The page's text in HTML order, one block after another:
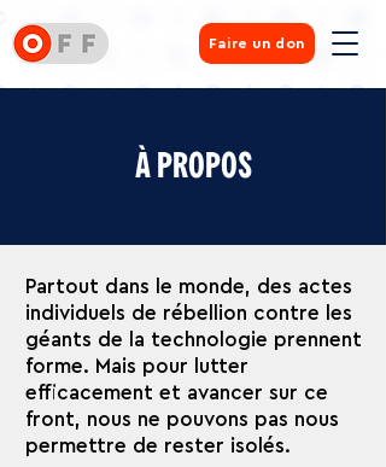
Faire un don
À PROPOS
Partout dans le monde, des actes
individuels de rébellion contre les
géants de la technologie prennent
forme. Mais pour lutter
efficacement et avancer sur ce
front, nous ne pouvons pas nous
permettre de rester isolés.